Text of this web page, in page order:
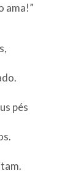
ama!”
pés